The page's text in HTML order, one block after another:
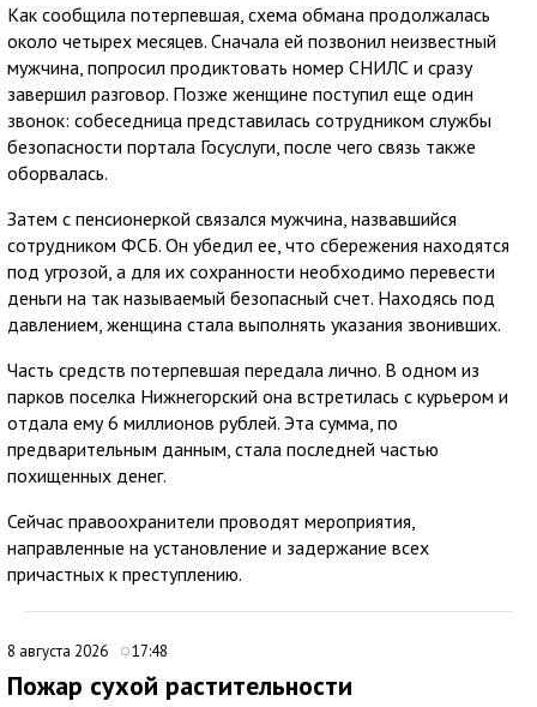
Как сообщила потерпевшая, схема обмана продолжалась
около четырех месяцев. Сначала ей позвонил неизвестный
мужчина, попросил продиктовать номер СНИЛС и сразу
завершил разговор. Позже женщине поступил еще один
звонок: собеседница представилась сотрудником службы
безопасности портала Госуслуги, после чего связь также
оборвалась.
Затем с пенсионеркой связался мужчина, назвавшийся
сотрудником ФСБ. Он убедил ее, что сбережения находятся
под угрозой, а для их сохранности необходимо перевести
деньги на так называемый безопасный счет. Находясь под
давлением, женщина стала выполнять указания звонивших.
Часть средств потерпевшая передала лично. В одном из
парков поселка Нижнегорский она встретилась с курьером и
отдала ему 6 миллионов рублей. Эта сумма, по
предварительным данным, стала последней частью
похищенных денег.
Сейчас правоохранители проводят мероприятия,
направленные на установление и задержание всех
причастных к преступлению.
8 августа 2026 17:48
Пожар сухой растительности